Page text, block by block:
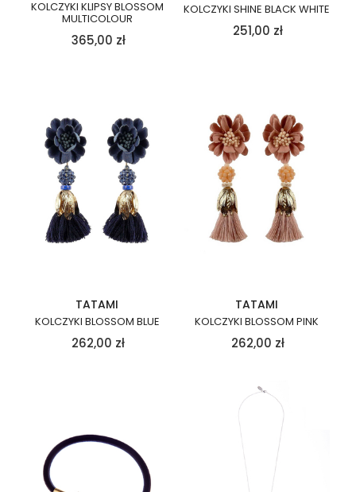
KOLCZYKI KLIPSY BLOSSOM
MULTICOLOUR
365,00 zł
KOLCZYKI SHINE BLACK WHITE
251,00 zł
TATAMI
KOLCZYKI BLOSSOM BLUE
262,00 zł
TATAMI
KOLCZYKI BLOSSOM PINK
262,00 zł